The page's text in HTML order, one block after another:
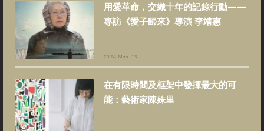
用愛革命，交織十年的記錄行動——
專訪《愛子歸來》導演 李靖惠
2024 May 13
在有限時間及框架中發揮最大的可
能：藝術家陳姝里